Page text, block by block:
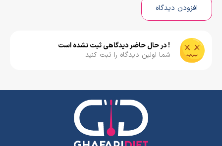
افزودن دیدگاه
! در حال حاضر دیدگاهی ثبت نشده است
شما اولین دیدگاه را ثبت کنید